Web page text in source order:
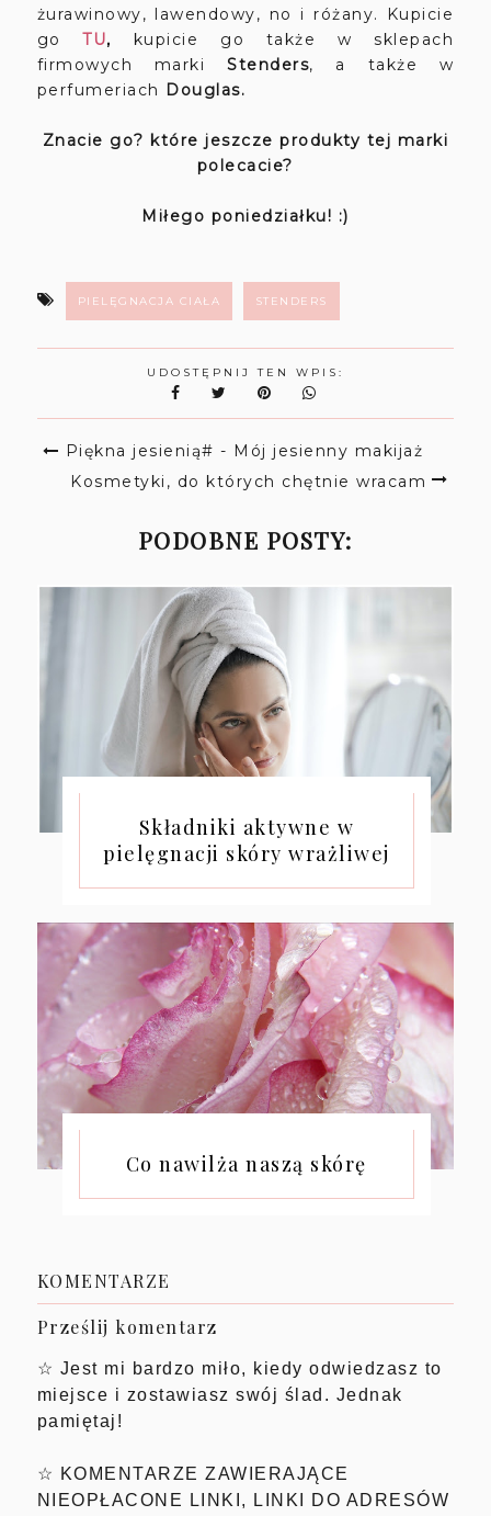
żurawinowy, lawendowy, no i różany. Kupicie
goTU, kupicie go także w sklepach
firmowych markiStenders, a także w
perfumeriach Douglas.
Znacie go? które jeszcze produkty tej marki
polecacie?
Miłego poniedziałku! :)
PIELĘGNACJA CIAŁA STENDERS
UDOSTĘPNIJ TEN WPIS:
Piękna jesienią# - Mój jesienny makijaż
Kosmetyki, do których chętnie wracam
PODOBNE POSTY:
Składniki aktywne w
pielęgnacji skóry wrażliwej
Co nawilża naszą skórę
KOMENTARZE
Prześlij komentarz
☆ Jest mi bardzo miło, kiedy odwiedzasz to
miejsce i zostawiasz swój ślad. Jednak
pamiętaj!
☆ KOMENTARZE ZAWIERAJĄCE
NIEOPŁACONE LINKI, LINKI DO ADRESÓW